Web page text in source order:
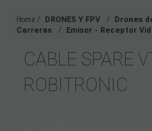
Home DRONES Y FPV Drones
Carreras
Emisor - Receptor
CABLE SPARE
ROBITRONIC